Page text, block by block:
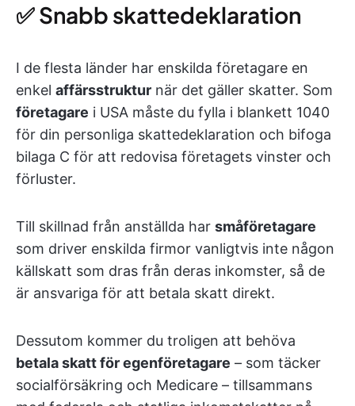
✅ Snabb skattedeklaration
I de flesta länder har enskilda företagare en
enkel affärsstruktur när det gäller skatter. Som
företagare i USA måste du fylla i blankett 1040
för din personliga skattedeklaration och bifoga
bilaga C för att redovisa företagets vinster och
förluster.
Till skillnad från anställda har småföretagare
som driver enskilda firmor vanligtvis inte någon
källskatt som dras från deras inkomster, så de
är ansvariga för att betala skatt direkt.
Dessutom kommer du troligen att behöva
betala skatt för egenföretagare – som täcker
socialförsäkring och Medicare – tillsammans